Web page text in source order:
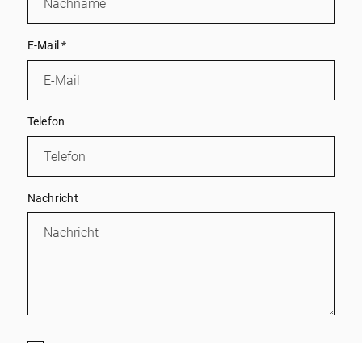
E-Mail*
Telefon
Nachricht